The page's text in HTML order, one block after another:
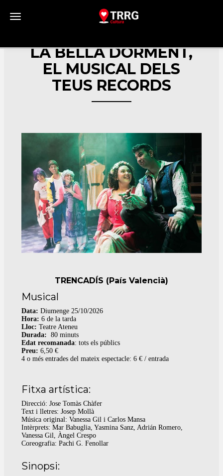
Toggle navigation
LA BELLA DORMENT,
EL MUSICAL DELS
TEUS RECORDS
TRENCADÍS (País Valencià)
Musical
Data: Diumenge 25/10/2026
Hora: 6 de la tarda
Lloc: Teatre Ateneu
Durada: 80 minuts
Edat recomanada: tots els públics​​​​​​​
Preu:6,50 €
4 o més entrades del mateix espectacle: 6 € / entrada
Fitxa artística:
Direcció: Jose Tomàs Chàfer
Text i lletres: Josep Mollà
Música original: Vanessa Gil i Carlos Mansa
Intèrprets: Mar Babuglia, Yasmina Sanz, Adrián Romero,
Vanessa Gil, Àngel Crespo
Coreografia: Pachi G. Fenollar
Sinopsi: